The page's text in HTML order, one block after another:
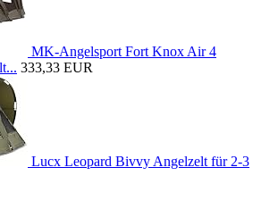
MK-Angelsport Fort Knox Air 4
333,33 EUR
Lucx Leopard Bivvy Angelzelt für 2-3